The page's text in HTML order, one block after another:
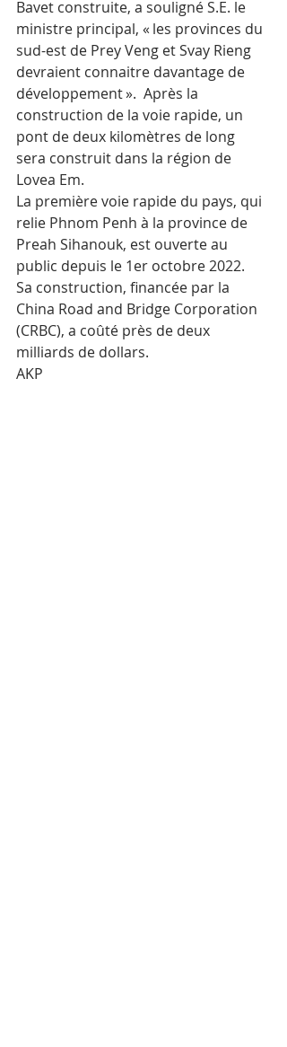
Bavet construite, a souligné S.E. le
ministre principal, « les provinces du
sud-est de Prey Veng et Svay Rieng
devraient connaitre davantage de
développement ».  Après la
construction de la voie rapide, un
pont de deux kilomètres de long
sera construit dans la région de
Lovea Em.
La première voie rapide du pays, qui
relie Phnom Penh à la province de
Preah Sihanouk, est ouverte au
public depuis le 1er octobre 2022.
Sa construction, financée par la
China Road and Bridge Corporation
(CRBC), a coûté près de deux
milliards de dollars.
AKP